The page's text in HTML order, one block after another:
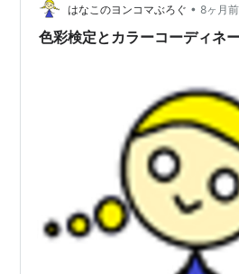
プラモデルランキング
はなこのヨンコマぶろぐ • 8ヶ月前
色彩検定とカラーコーディネ